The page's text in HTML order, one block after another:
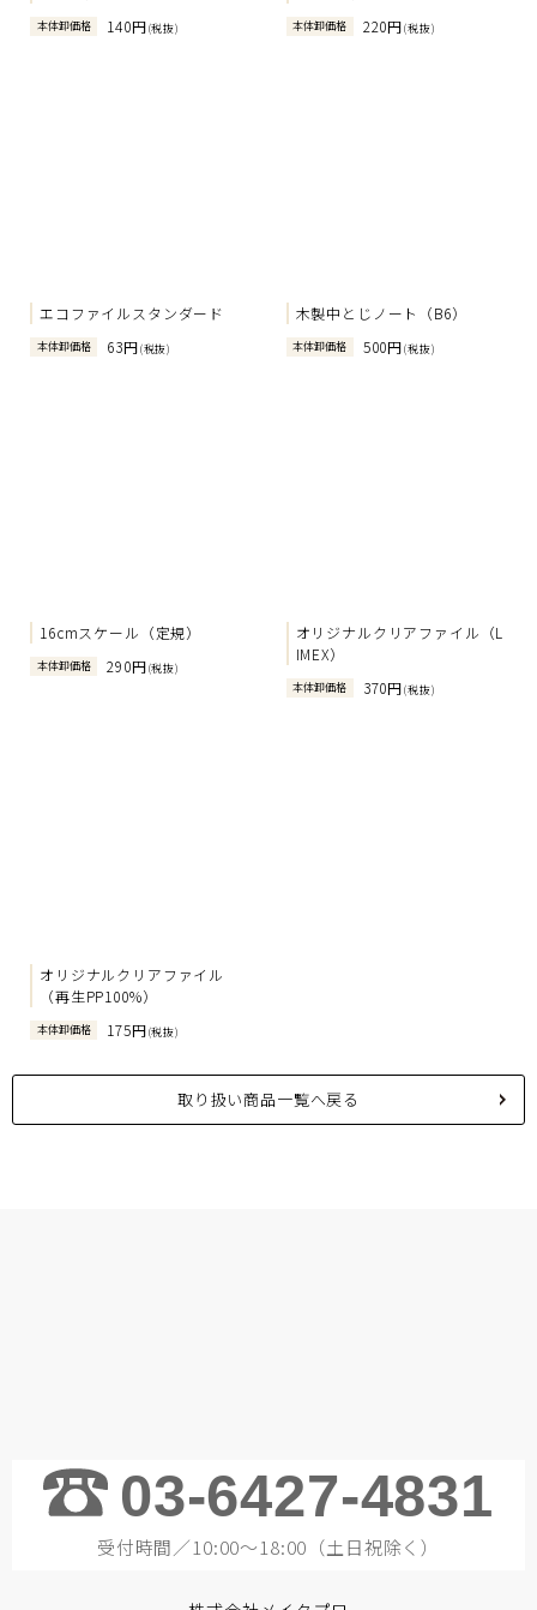
本体卸価格 140円(税抜) 本体卸価格 220円(税抜)
エコファイルスタンダード
本体卸価格 63円(税抜)
木製中とじノート（B6）
本体卸価格 500円(税抜)
16cmスケール（定規）
本体卸価格 290円(税抜)
オリジナルクリアファイル（L
IMEX）
本体卸価格 370円(税抜)
オリジナルクリアファイル
（再生PP100%）
本体卸価格 175円(税抜)
取り扱い商品一覧へ戻る
03-6427-4831
受付時間／10:00～18:00（土日祝除く）